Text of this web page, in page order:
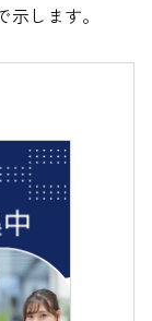
します。